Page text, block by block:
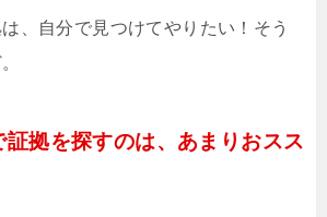
、自分で見つけてやりたい！そう
証拠を探すのは、あまりおスス